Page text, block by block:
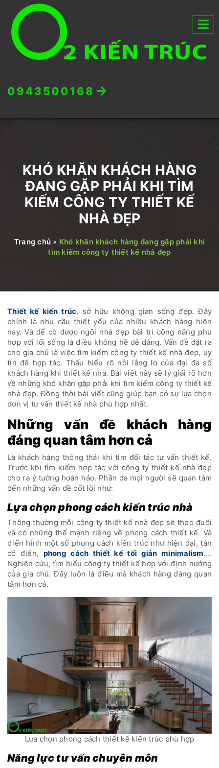
0943500168
KHÓ KHĂN KHÁCH HÀNG
ĐANG GẶP PHẢI KHI TÌM
KIẾM CÔNG TY THIẾT KẾ
NHÀ ĐẸP
Trang chủ » Khó khăn khách hàng đang gặp phải khi
tìm kiếm công ty thiết kế nhà đẹp
Thiết kế kiến trúc, sở hữu không gian sống đẹp. Đây
chính là nhu cầu thiết yếu của nhiều khách hàng hiện
nay. Và để có được ngôi nhà đẹp bài trí công năng phù
hợp với lối sống là điều không hề dễ dàng. Vấn đề đặt ra
cho gia chủ là việc tìm kiếm công ty thiết kế nhà đẹp, uy
tín để hợp tác. Thấu hiểu rõ nỗi lắng lo của đại đa số
khách hàng khi thiết kế nhà. Bài viết này sẽ lý giải rõ hơn
về những khó khăn gặp phải khi tìm kiếm công ty thiết kế
nhà đẹp. Đồng thời bài viết cũng giúp bạn có sự lựa chọn
đơn vị tư vấn thiết kế nhà phù hợp nhất.
Những vấn đề khách hàng
đáng quan tâm hơn cả
Là khách hàng thông thái khi tìm đối tác tư vấn thiết kế.
Trước khi tìm kiếm hợp tác với công ty thiết kế nhà đẹp
cho ra ý tưởng hoàn hảo. Phần đa mọi người sẽ quan tâm
đến những vấn đề cốt lõi như:
Lựa chọn phong cách kiến trúc nhà
Thông thường mỗi công ty thiết kế nhà đẹp sẽ theo đuổi
và có những thế mạnh riêng về phong cách thiết kế. Và
điển hình một số phong cách kiến trúc như hiện đại, tân
cổ điển, phong cách thiết kế tối giản minimalism….
Nghiên cứu, tìm hiểu công ty thiết kế hợp với định hướng
của gia chủ. Đây luôn là điều mà khách hàng đáng quan
tâm hơn cả.
Lựa chọn phong cách thiết kế kiến trúc phù hợp
Năng lực tư vấn chuyên môn